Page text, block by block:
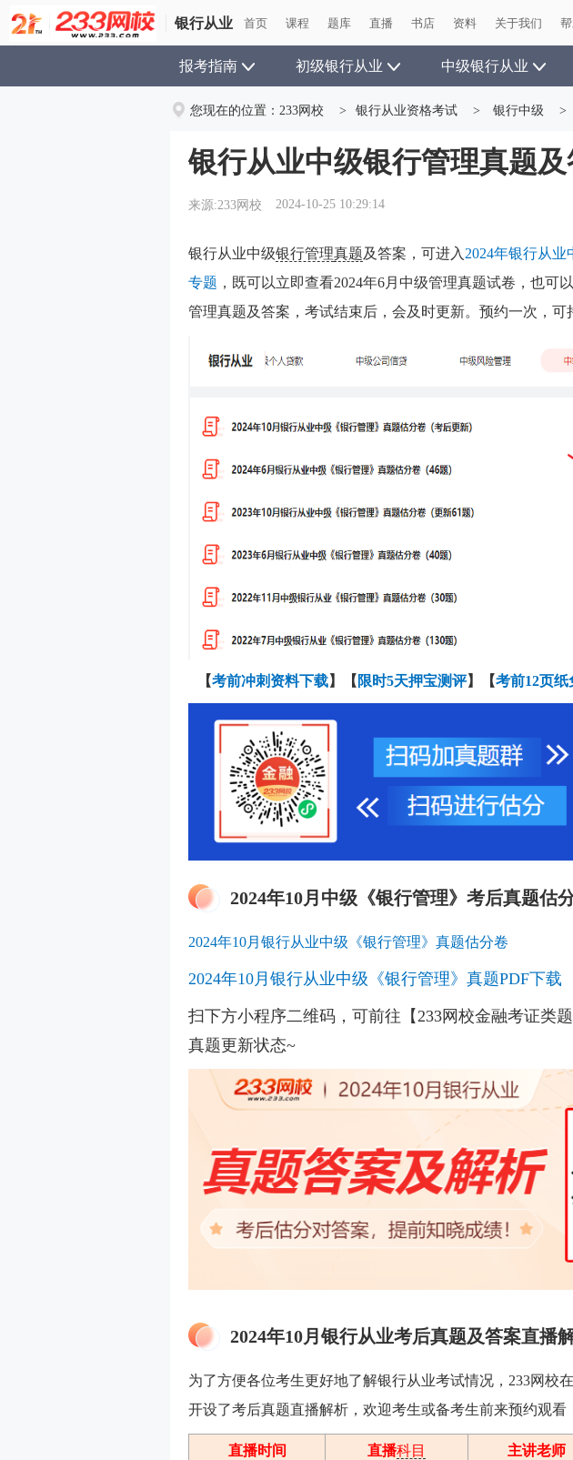
银行从业 首页 课程 题库 直播 书店 资料 关于我们
报考指南 初级银行从业 中级银行从业
您现在的位置： 233网校 > 银行从业资格考试 > 银行中级 >
银行从业中级银行管理真题
来源:233网校 2024-10-25 10:29:14
银行从业中级银行管理真题及答案，可进入 2024年银行从
专题 ，既可以立即查看2024年6月中级管理真题试卷，也可
管理真题及答案，考试结束后，会及时更新。预约一次，可
【考前冲刺资料下载】【 限时5天押宝测评】【考前12页纸
2024年10月中级《银行管理》考后真题估
2024年10月银行从业中级《银行管理》真题估分卷
2024年10月银行从业中级《银行管理》真题PDF下载
扫下方小程序二维码，可前往【233网校金融考证类
真题更新状态~
2024年10月银行从业考后真题及答案直播
为了方便各位考生更好地了解银行从业考试情况，233网校
开设了考后真题直播解析，欢迎考生或备考生前来预约观看
直播时间 直播科目 主讲老师